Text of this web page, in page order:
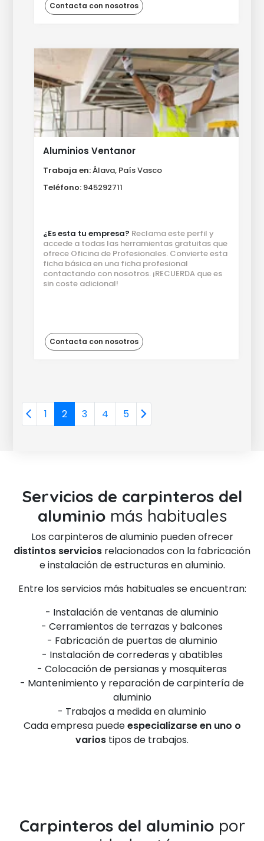
Contacta con nosotros
Aluminios Ventanor
Trabaja en:Álava, País Vasco
Teléfono: 945292711
¿Es esta tu empresa? Reclama este perfil y
accede a todas las herramientas gratuitas que
ofrece Oficina de Profesionales. Convierte esta
ficha básica en una ficha profesional
contactando con nosotros. ¡RECUERDA que es
sin coste adicional!
Contacta con nosotros
1 2 3 4 5
Servicios de carpinteros del
aluminiomás habituales
Los carpinteros de aluminio pueden ofrecer
distintos servicios relacionados con la fabricación
e instalación de estructuras en aluminio.
Entre los servicios más habituales se encuentran:
- Instalación de ventanas de aluminio
- Cerramientos de terrazas y balcones
- Fabricación de puertas de aluminio
- Instalación de correderas y abatibles
- Colocación de persianas y mosquiteras
- Mantenimiento y reparación de carpintería de
aluminio
- Trabajos a medida en aluminio
Cada empresa puedeespecializarse en uno o
varios tipos de trabajos.
Carpinteros del aluminiopor